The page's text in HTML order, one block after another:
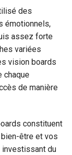
des
émotionnels,
assez forte
variées
vision boards
chaque
de manière
constituent
être et vos
investissant du